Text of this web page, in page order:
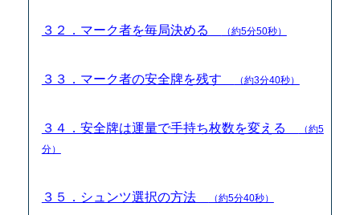
３２．マーク者を毎局決める （約5分50秒）
３３．マーク者の安全牌を残す （約3分40秒）
３４．安全牌は運量で手持ち枚数を変える
（約5
分）
３５．シュンツ選択の方法 （約5分40秒）